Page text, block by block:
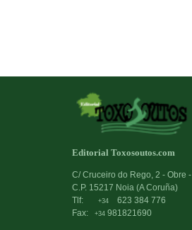
Editorial Toxosoutos.com
C/ Cruceiro do Rego, 2 - Obre -
C.P. 15217 Noia (A Coruña)
Tlf:
+34
623 384 776
Fax:
+34 981821690